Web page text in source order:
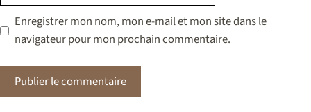
Enregistrer mon nom, mon e-mail et mon site dans le
navigateur pour mon prochain commentaire.